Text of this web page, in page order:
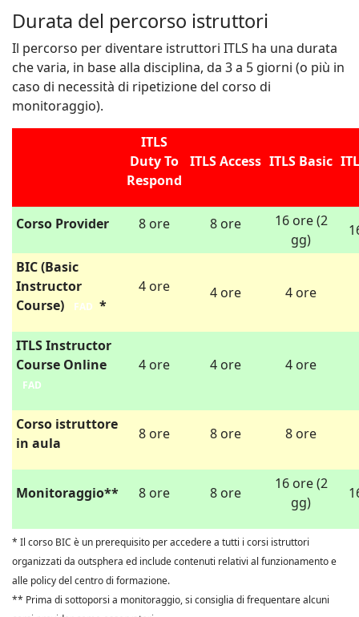
Durata del percorso istruttori
Il percorso per diventare istruttori ITLS ha una durata
che varia, in base alla disciplina, da 3 a 5 giorni (o più in
caso di necessità di ripetizione del corso di
monitoraggio).
ITLS
Duty To
Respond
ITLS Access ITLS Basic
Corso Provider 8 ore 8 ore
16 ore (2
gg)
BIC (Basic
Instructor
Course)
FAD *
4 ore 4 ore 4 ore
ITLS Instructor
Course Online
FAD
4 ore 4 ore 4 ore
Corso istruttore
in aula
8 ore 8 ore 8 ore
Monitoraggio** 8 ore 8 ore
16 ore (2
gg)
* Il corso BIC è un prerequisito per accedere a tutti i corsi istruttori
organizzati da outsphera ed include contenuti relativi al funzionamento e
alle policy del centro di formazione.
** Prima di sottoporsi a monitoraggio, si consiglia di frequentare alcuni